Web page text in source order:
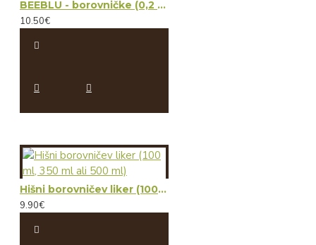
BEEBLU - borovničke (0,2 l ali 0,75 l)
10.50€
Hišni borovničev liker (100 ml, 350 ml ali 500 ml)
9.90€